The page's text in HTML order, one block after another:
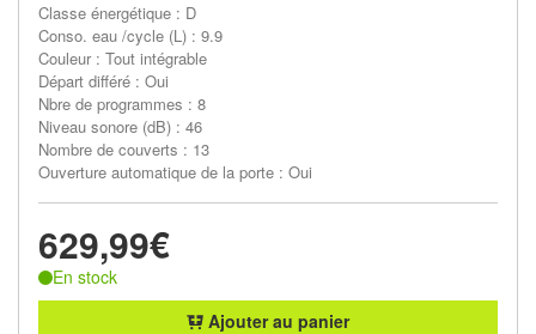
Classe énergétique : D
Conso. eau /cycle (L) : 9.9
Couleur : Tout intégrable
Départ différé : Oui
Nbre de programmes : 8
Niveau sonore (dB) : 46
Nombre de couverts : 13
Ouverture automatique de la porte : Oui
629,99€
En stock
Ajouter au panier